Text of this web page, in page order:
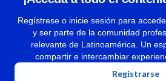
Regístrese o inicie sesión para
y ser parte de la comunidad
relevante de Latinoamérica. Un
compartir e intercambiar
Registrarse
Términos y
| Políticas de
| Todos los derechos reservados |